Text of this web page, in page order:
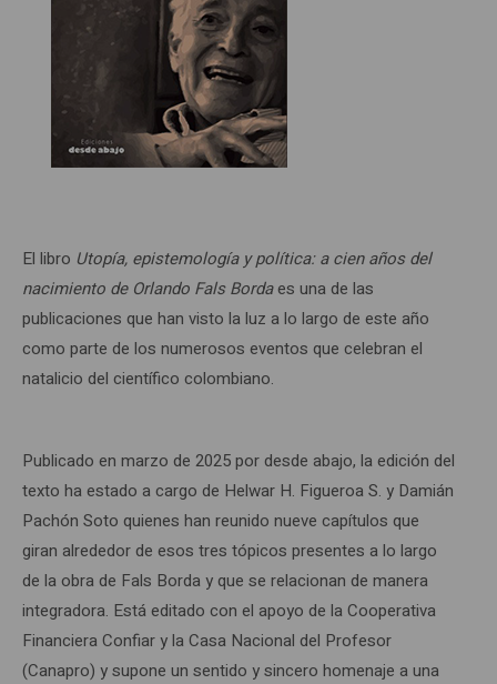
El libro Utopía, epistemología y política: a cien años del
nacimiento de Orlando Fals Bordaes una de las
publicaciones que han visto la luz a lo largo de este año
como parte de los numerosos eventos que celebran el
natalicio del científico colombiano.
Publicado en marzo de 2025 por desde abajo, la edición del
texto ha estado a cargo de Helwar H. Figueroa S. y Damián
Pachón Soto quienes han reunido nueve capítulos que
giran alrededor de esos tres tópicos presentes a lo largo
de la obra de Fals Borda y que se relacionan de manera
integradora. Está editado con el apoyo de la Cooperativa
Financiera Confiar y la Casa Nacional del Profesor
(Canapro) y supone un sentido y sincero homenaje a una